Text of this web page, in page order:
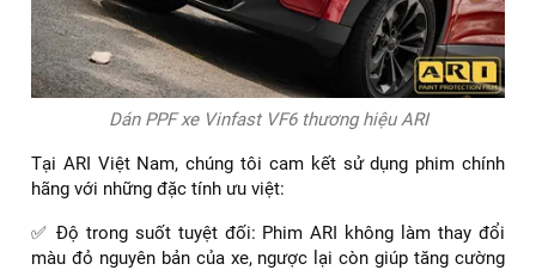
Dán PPF xe Vinfast VF6 thương hiệu ARI
Tại ARI Việt Nam, chúng tôi cam kết sử dụng phim chính
hãng với những đặc tính ưu việt:
✅ Độ trong suốt tuyệt đối: Phim ARI không làm thay đổi
màu đỏ nguyên bản của xe, ngược lại còn giúp tăng cường